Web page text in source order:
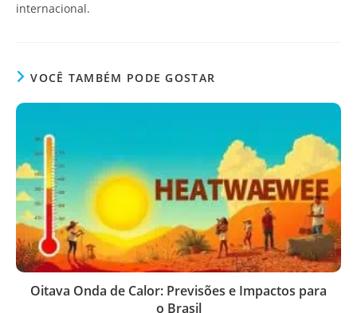
internacional.
VOCÊ TAMBÉM PODE GOSTAR
Oitava Onda de Calor: Previsões e Impactos para
o Brasil